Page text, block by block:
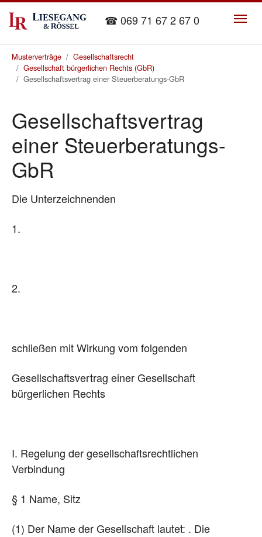
Skip to main content
☎ 069 71 67 2 67 0
You are here:
Musterverträge
Gesellschaftsrecht
Gesellschaft bürgerlichen Rechts (GbR)
Gesellschaftsvertrag einer Steuerberatungs-GbR
Gesellschaftsvertrag
einer Steuerberatungs-
GbR
Die Unterzeichnenden
1.
2.
schließen mit Wirkung vom folgenden
Gesellschaftsvertrag einer Gesellschaft
bürgerlichen Rechts
I. Regelung der gesellschaftsrechtlichen
Verbindung
§ 1 Name, Sitz
(1) Der Name der Gesellschaft lautet: . Die